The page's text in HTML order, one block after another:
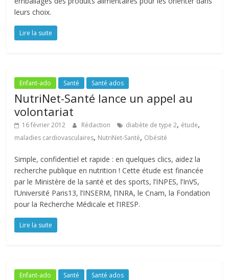
leurs choix.
Lire la suite
Enfant-ado Santé Santé ados
NutriNet-Santé lance un appel au
volontariat
16 février 2012 Rédaction diabète de type 2, étude,
maladies cardiovasculaires, NutriNet-Santé, Obésité
Simple, confidentiel et rapide : en quelques clics, aidez la
recherche publique en nutrition ! Cette étude est financée
par le Ministère de la santé et des sports, l’INPES, l’InVS,
l’Université Paris13, l’INSERM, l’INRA, le Cnam, la Fondation
pour la Recherche Médicale et l’IRESP.
Lire la suite
Enfant-ado Santé Santé ados